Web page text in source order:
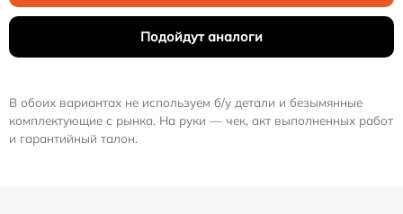
Подойдут аналоги
В обоих вариантах не используем б/у детали и безымянные
комплектующие с рынка. На руки — чек, акт выполненных работ
и гарантийный талон.